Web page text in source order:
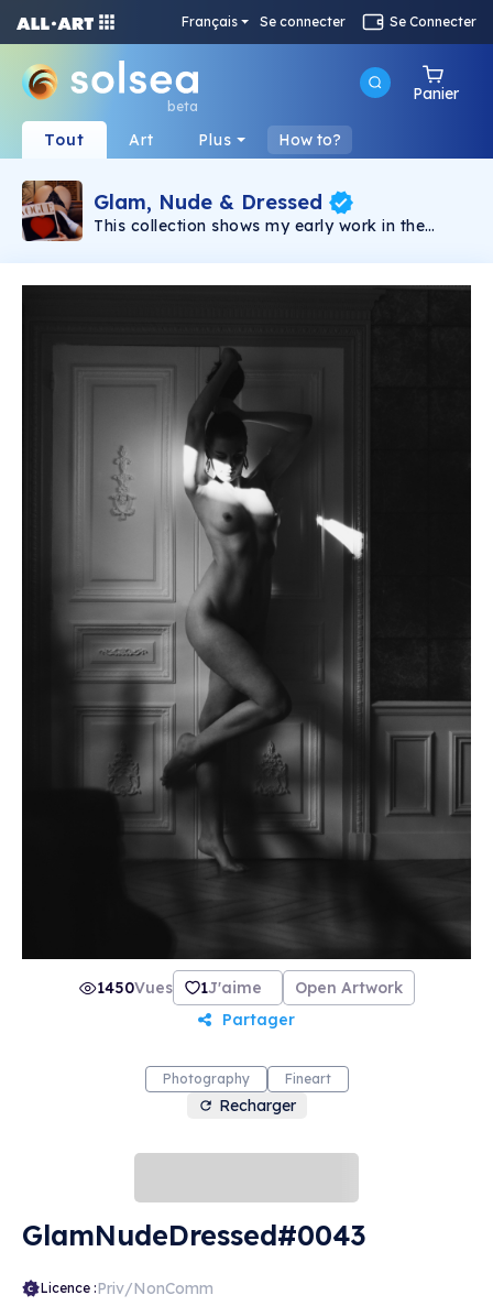
Français Se connecter Se Connecter
beta
Panier
Tout Art Plus How to?
Glam, Nude & Dressed
This collection shows my early work in the
1450Vues 1J'aime
Open Artwork
Partager
Photography Fineart
Recharger
GlamNudeDressed#0043
Licence :Priv/NonComm